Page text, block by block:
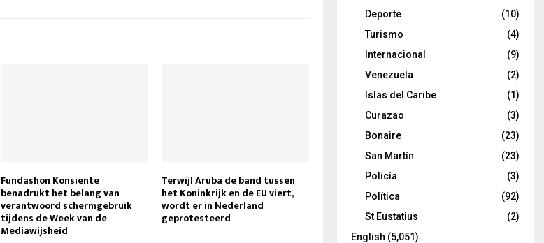
Fundashon Konsiente
benadrukt het belang van
verantwoord schermgebruik
tijdens de Week van de
Mediawijsheid
Terwijl Aruba de band tussen
het Koninkrijk en de EU viert,
wordt er in Nederland
geprotesteerd
Deporte
(10)
Turismo
(4)
Internacional
(9)
Venezuela
(2)
Islas del Caribe
(1)
Curazao
(3)
Bonaire
(23)
San Martín
(23)
Policía
(3)
Política
(92)
St Eustatius
(2)
English (5,051)